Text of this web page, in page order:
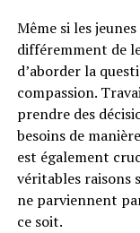
Même si les
différemment de
d’aborder la
compassion.
prendre des
besoins de
est également
véritables raisons
ne parviennent
ce soit.